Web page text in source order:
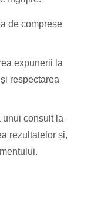
de comprese
expunerii la
respectarea
unui consult la
rezultatelor și,